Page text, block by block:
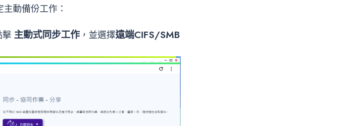
動備份工作：
擊 主動式同步工作，並選擇遠端CIFS/SMB